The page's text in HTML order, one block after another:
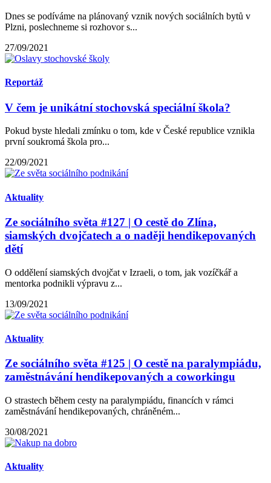
Dnes se podíváme na plánovaný vznik nových sociálních bytů v
Plzni, poslechneme si rozhovor s...
27/09/2021
Reportáž
V čem je unikátní stochovská speciální škola?
Pokud byste hledali zmínku o tom, kde v České republice vznikla
první soukromá škola pro...
22/09/2021
Aktuality
Ze sociálního světa #127 | O cestě do Zlína,
siamských dvojčatech a o naději hendikepovaných
dětí
O oddělení siamských dvojčat v Izraeli, o tom, jak vozíčkář a
mentorka podnikli výpravu z...
13/09/2021
Aktuality
Ze sociálního světa #125 | O cestě na paralympiádu,
zaměstnávání hendikepovaných a coworkingu
O strastech během cesty na paralympiádu, financích v rámci
zaměstnávání hendikepovaných, chráněném...
30/08/2021
Aktuality